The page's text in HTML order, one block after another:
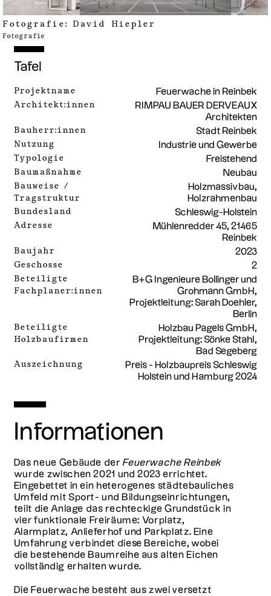
Fotografie: David Hiepler
Fotografie
Tafel
Projektname
Feuerwache in Reinbek
Architekt:innen
RIMPAU BAUER DERVEAUX
Architekten
Bauherr:innen
Stadt Reinbek
Nutzung
Industrie und Gewerbe
Typologie
Freistehend
Baumaßnahme
Neubau
Bauweise /
Tragstruktur
Holzmassivbau,
Holzrahmenbau
Bundesland
Schleswig-Holstein
Adresse
Mühlenredder 45, 21465
Reinbek
Baujahr
2023
Geschosse
2
Beteiligte
Fachplaner:innen
B+G Ingenieure Bollinger und
Grohmann GmbH,
Projektleitung: Sarah Doehler,
Berlin
Beteiligte
Holzbaufirmen
Holzbau Pagels GmbH,
Projektleitung: Sönke Stahl,
Bad Segeberg
Auszeichnung
Preis - Holzbaupreis Schleswig
Holstein und Hamburg 2024
Informationen
Das neue Gebäude derFeuerwache Reinbek
wurde zwischen 2021 und 2023 errichtet.
Eingebettet in ein heterogenes städtebauliches
Umfeld mit Sport- und Bildungseinrichtungen,
teilt die Anlage das rechteckige Grundstück in
vier funktionale Freiräume: Vorplatz,
Alarmplatz, Anlieferhof und Parkplatz. Eine
Umfahrung verbindet diese Bereiche, wobei
die bestehende Baumreihe aus alten Eichen
vollständig erhalten wurde.
Die Feuerwache besteht aus zwei versetzt